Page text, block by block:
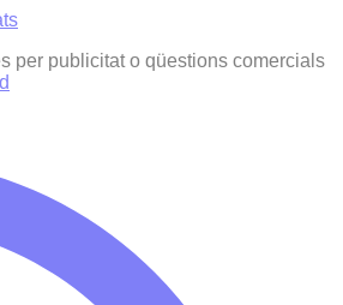
per publicitat o qüestions comercials